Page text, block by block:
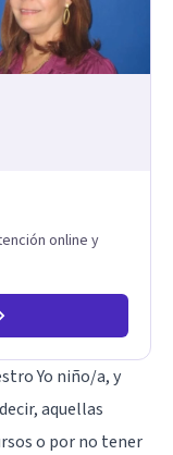
online y
Yo niño/a, y
aquellas
o por no tener